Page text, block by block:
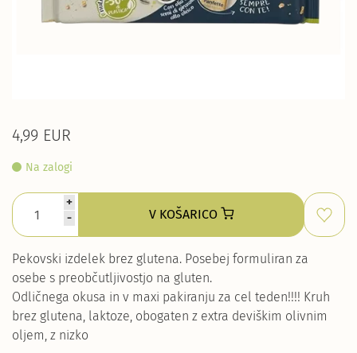
4,99 EUR
Na zalogi
+
-
V KOŠARICO
Pekovski izdelek brez glutena. Posebej formuliran za
osebe s preobčutljivostjo na gluten.
Odličnega okusa in v maxi pakiranju za cel teden!!!! Kruh
brez glutena, laktoze, obogaten z extra deviškim olivnim
oljem, z nizko